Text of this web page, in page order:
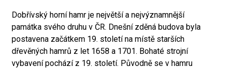
Dobřívský horní hamr je největší a nejvýznamnější
památka svého druhu v ČR. Dnešní zděná budova byla
postavena začátkem 19. století na místě starších
dřevěných hamrů z let 1658 a 1701. Bohaté strojní
vybavení pochází z 19. století. Původně se v hamru